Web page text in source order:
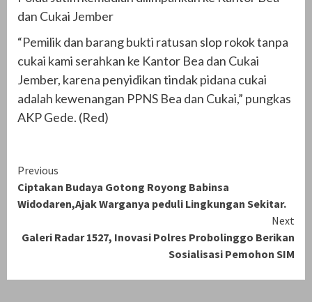
dan Cukai Jember
“Pemilik dan barang bukti ratusan slop rokok tanpa
cukai kami serahkan ke Kantor Bea dan Cukai
Jember, karena penyidikan tindak pidana cukai
adalah kewenangan PPNS Bea dan Cukai,” pungkas
AKP Gede. (Red)
Continue
Reading
Previous
Ciptakan Budaya Gotong Royong Babinsa
Widodaren,Ajak Warganya peduli Lingkungan Sekitar.
Next
Galeri Radar 1527, Inovasi Polres Probolinggo Berikan
Sosialisasi Pemohon SIM